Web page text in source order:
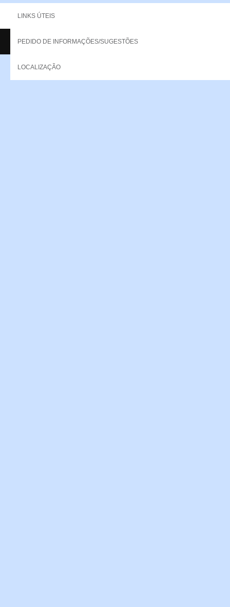
LINKS ÚTEIS
PEDIDO DE INFORMAÇÕES/SUGESTÕES
LOCALIZAÇÃO
Copyright - 2013 NERPOR. All rights reserved.